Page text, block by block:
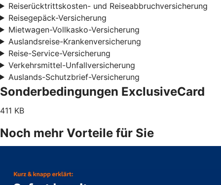
Reiserücktrittskosten- und Reiseabbruchversicherung
Reisegepäck-Versicherung
Mietwagen-Vollkasko-Versicherung
Auslandsreise-Krankenversicherung
Reise-Service-Versicherung
Verkehrsmittel-Unfallversicherung
Auslands-Schutzbrief-Versicherung
Sonderbedingungen ExclusiveCard
411 KB
Noch mehr Vorteile für Sie